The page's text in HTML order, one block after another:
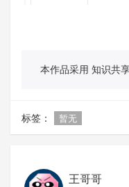
本作品采用 知识共
标签： 暂无
王哥哥